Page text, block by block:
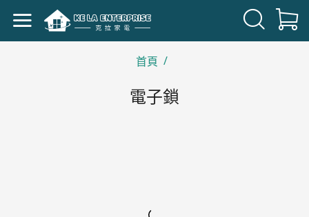
首頁 /
電子鎖